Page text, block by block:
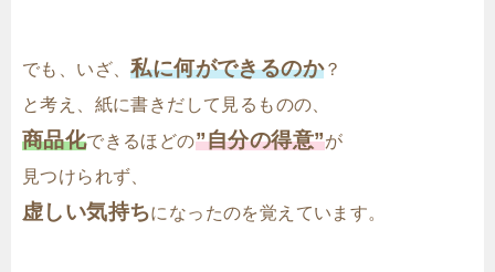
でも、いざ、私に何ができるのか？
と考え、紙に書きだして見るものの、
商品化できるほどの”自分の得意”が
見つけられず、
虚しい気持ちになったのを覚えています。